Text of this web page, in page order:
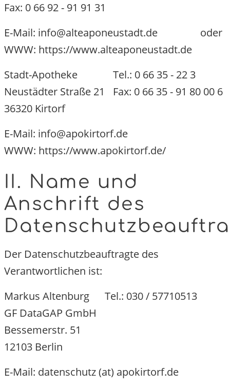
Fax: 0 66 92 - 91 91 31
E-Mail: info@alteaponeustadt.de
WWW: https://www.alteaponeustadt.de
oder
Stadt-Apotheke
Neustädter Straße 21
36320 Kirtorf
Tel.: 0 66 35 - 22 3
Fax: 0 66 35 - 91 80 00 6
E-Mail: info@apokirtorf.de
WWW: https://www.apokirtorf.de/
II. Name und
Anschrift des
Der Datenschutzbeauftragte des
Verantwortlichen ist:
Markus Altenburg
GF DataGAP GmbH
Bessemerstr. 51
12103 Berlin
Tel.: 030 / 57710513
E-Mail:datenschutz (at) apokirtorf.de